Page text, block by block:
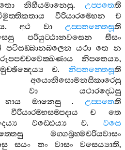
නිහීයමානෙසු. උප‍්පතෙති
වීරියාරම‍්භෙන
ච
. අථ වා උප‍්පතන‍්තෙසූති
පරියුට‍්ඨානවසෙන
සීසං
පටිසඞ‍්ඛානබලෙන යථා තෙ න
නිපතෙය්‍ය,
ච. නිපතන‍්තෙසූති
අයොනිසොමනසිකාරෙසු
වා
යථාරද‍්ධෙසු
හාය මානෙසු. උප‍්පතෙති
වීරියාරම‍්භසම‍්පදාය ච
තෙ
වඩ‍්ඪෙය්‍ය ච. වසෙ
මග‍්ගබ්‍රහ‍්මචරියවාසං
සයං තං වාසං වසෙය්‍යාති,